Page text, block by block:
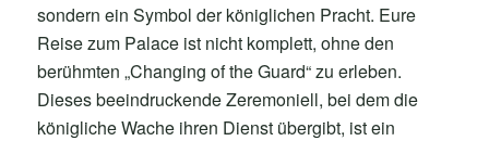
sondern ein Symbol der königlichen Pracht. Eure
Reise zum Palace ist nicht komplett, ohne den
berühmten „Changing of the Guard“ zu erleben.
Dieses beeindruckende Zeremoniell, bei dem die
königliche Wache ihren Dienst übergibt, ist ein